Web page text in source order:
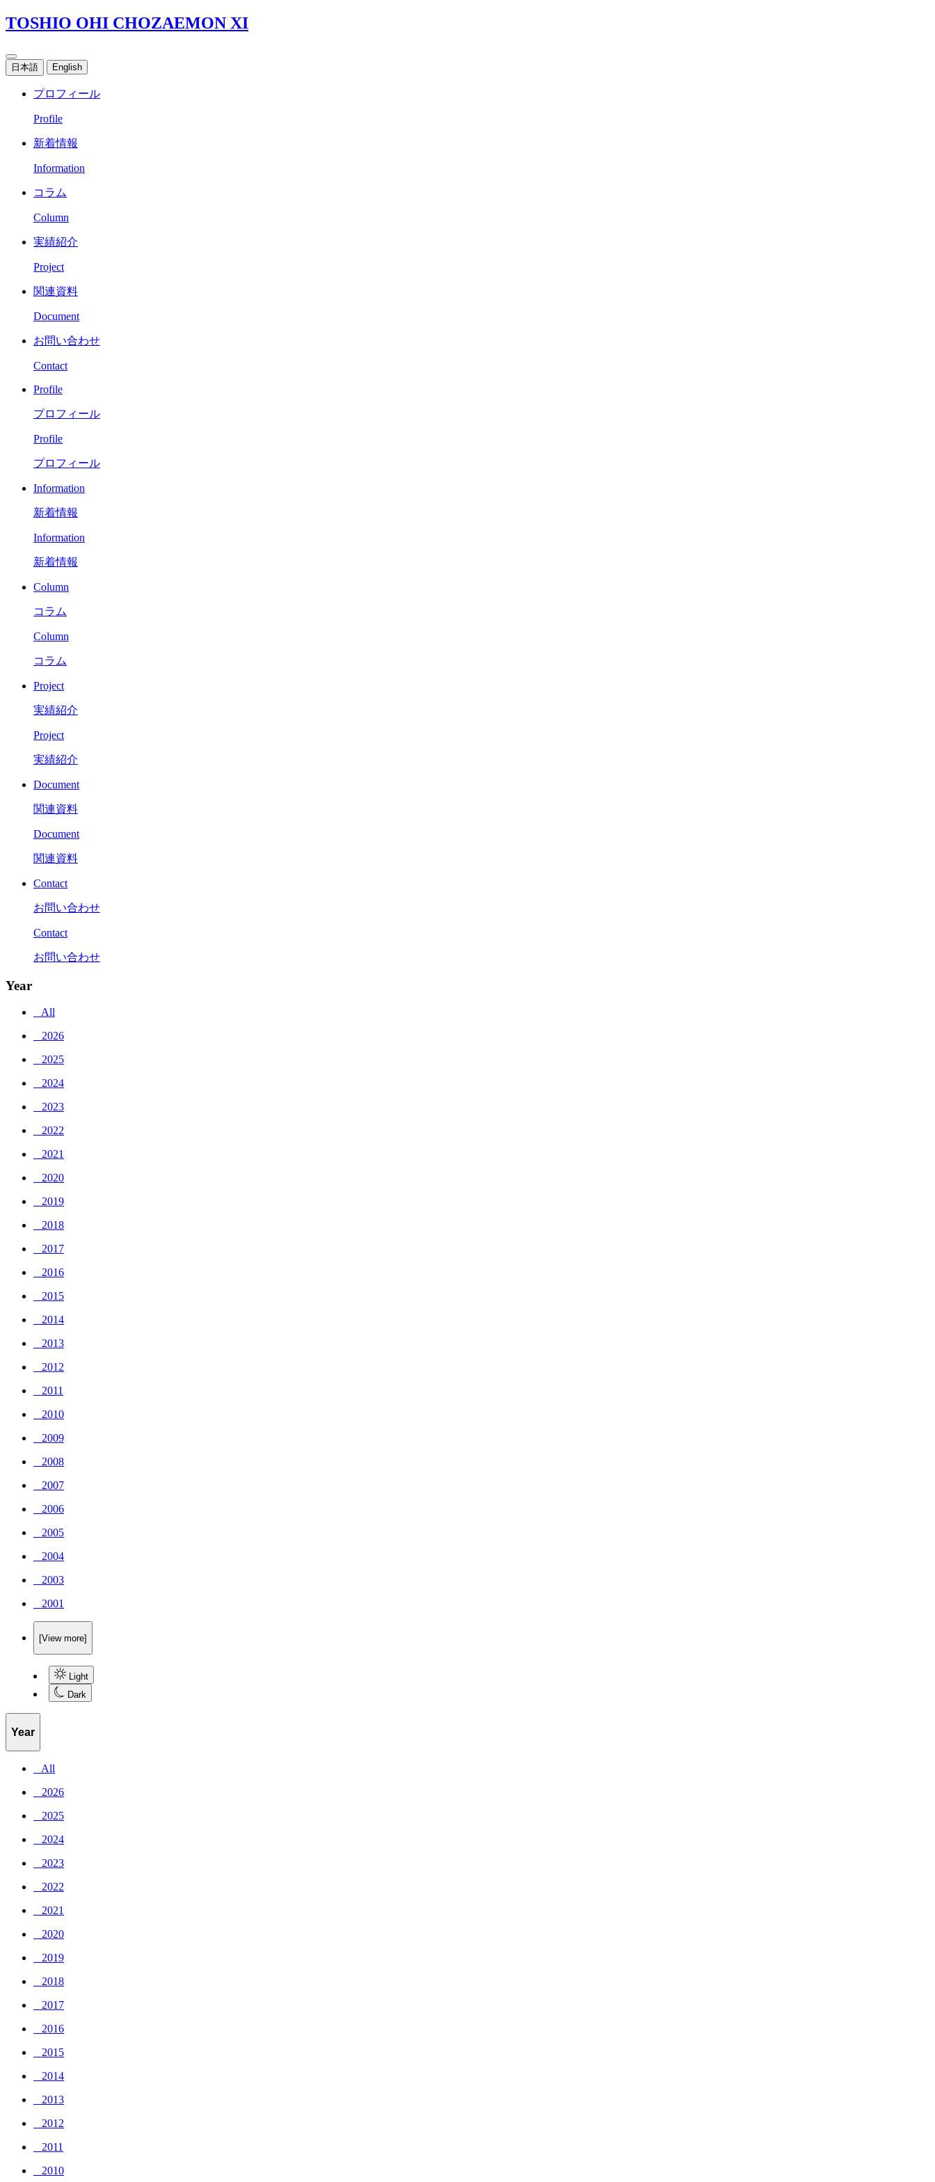
TOSHIO OHI CHOZAEMON XI
日本語 English
プロフィール
Profile
新着情報
Information
コラム
Column
実績紹介
Project
関連資料
Document
お問い合わせ
Contact
Profile
プロフィール
Profile
プロフィール
Information
新着情報
Information
新着情報
Column
コラム
Column
コラム
Project
実績紹介
Project
実績紹介
Document
関連資料
Document
関連資料
Contact
お問い合わせ
Contact
お問い合わせ
Year
_ All
_ 2026
_ 2025
_ 2024
_ 2023
_ 2022
_ 2021
_ 2020
_ 2019
_ 2018
_ 2017
_ 2016
_ 2015
_ 2014
_ 2013
_ 2012
_ 2011
_ 2010
_ 2009
_ 2008
_ 2007
_ 2006
_ 2005
_ 2004
_ 2003
_ 2001
[View more]
Light
Dark
Year
_ All
_ 2026
_ 2025
_ 2024
_ 2023
_ 2022
_ 2021
_ 2020
_ 2019
_ 2018
_ 2017
_ 2016
_ 2015
_ 2014
_ 2013
_ 2012
_ 2011
_ 2010